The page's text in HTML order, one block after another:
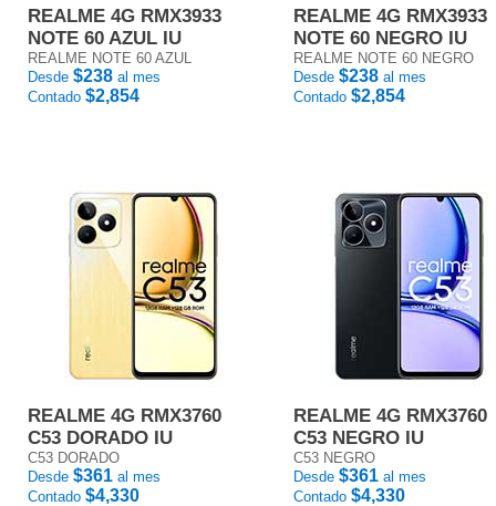
REALME 4G RMX3933
NOTE 60 AZUL IU
REALME NOTE 60 AZUL
Desde $238 al mes
Contado $2,854
REALME 4G RMX3933
NOTE 60 NEGRO IU
REALME NOTE 60 NEGRO
Desde $238 al mes
Contado $2,854
REALME 4G RMX3760
C53 DORADO IU
C53 DORADO
Desde $361 al mes
Contado $4,330
REALME 4G RMX3760
C53 NEGRO IU
C53 NEGRO
Desde $361 al mes
Contado $4,330